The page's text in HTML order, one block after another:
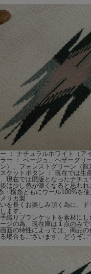
る私は、身長167cm、体重63kg、胸
インチ、ヘインズのアメリカンサ
。
チマヨベストのレギュラータイプは
が、厚手の物の上に重ね着もしたい
は付かないと思います。
： ナチュラルホワイト（ア
ー ： ベージュ、ヘザーグリ
）、フォレストグリーン（限
ケットボタン ： 現在では生
現在では廃版となったナチュ
は少し色が濃くなると思われ
・横糸ともにウール100%を使
リカ製
を長くお楽しみ頂く為に、ド
ます。
織りブランケットを素材にし
ジの為、現在庫は１点のみで
面の特性によっては、商品
場合もございます。どうぞご